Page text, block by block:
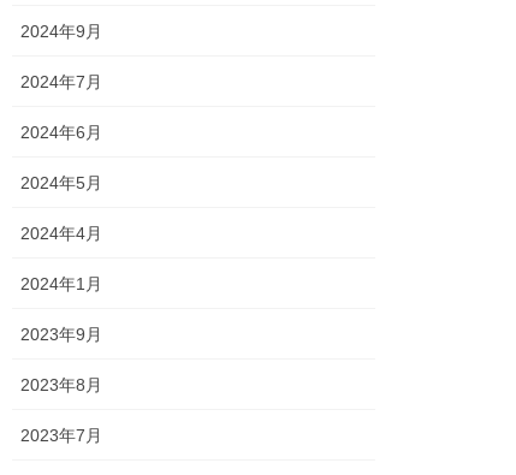
2024年9月
2024年7月
2024年6月
2024年5月
2024年4月
2024年1月
2023年9月
2023年8月
2023年7月